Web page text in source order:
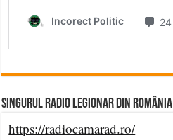
Singurul Radio Legionar din România
https://radiocamarad.ro/